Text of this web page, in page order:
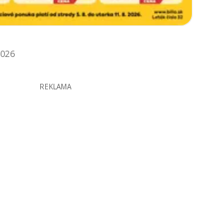
REKLAMA